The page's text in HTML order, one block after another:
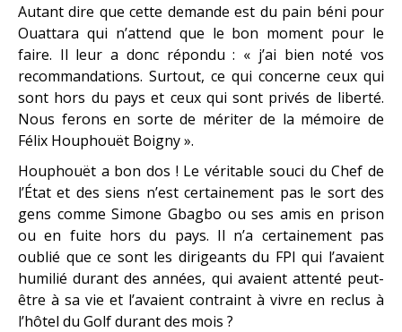
Autant dire que cette demande est du pain béni pour
Ouattara qui n’attend que le bon moment pour le
faire. Il leur a donc répondu : « j’ai bien noté vos
recommandations. Surtout, ce qui concerne ceux qui
sont hors du pays et ceux qui sont privés de liberté.
Nous ferons en sorte de mériter de la mémoire de
Félix Houphouët Boigny ».
Houphouët a bon dos ! Le véritable souci du Chef de
l’État et des siens n’est certainement pas le sort des
gens comme Simone Gbagbo ou ses amis en prison
ou en fuite hors du pays. Il n’a certainement pas
oublié que ce sont les dirigeants du FPI qui l’avaient
humilié durant des années, qui avaient attenté peut-
être à sa vie et l’avaient contraint à vivre en reclus à
l’hôtel du Golf durant des mois ?